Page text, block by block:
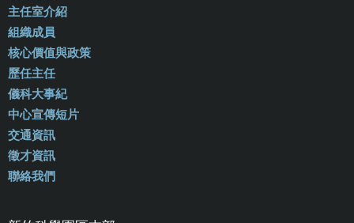
主任室介紹
組織成員
核心價值與政策
歷任主任
儀科大事紀
中心宣傳短片
交通資訊
徵才資訊
聯絡我們